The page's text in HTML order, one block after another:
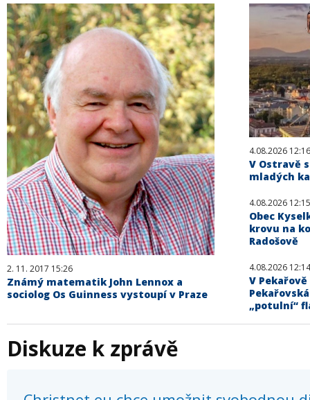
2. 11. 2017 15:26
Známý matematik John Lennox a
sociolog Os Guinness vystoupí v Praze
4.08.2026 12:16
V Ostravě
mladých
4.08.2026 12:15
Obec
krovu na
Radošově
4.08.2026 12:14
V
„potulní“
Diskuze k zprávě